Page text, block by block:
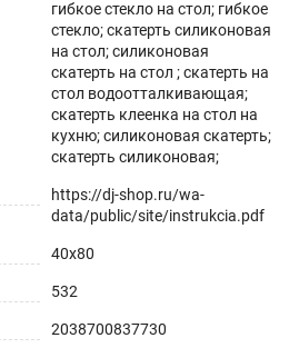
гибкое стекло на стол; гибкое
стекло; скатерть силиконовая
на стол; силиконовая
скатерть на стол ; скатерть на
стол водоотталкивающая;
скатерть клеенка на стол на
кухню; силиконовая скатерть;
скатерть силиконовая;
https://dj-shop.ru/wa-
data/public/site/instrukcia.pdf
40x80
532
2038700837730